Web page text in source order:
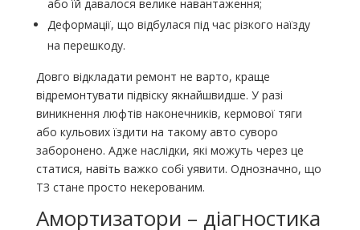
або їй давалося велике навантаження;
Деформації, що відбулася під час різкого наїзду
на перешкоду.
Довго відкладати ремонт не варто, краще
відремонтувати підвіску якнайшвидше. У разі
виникнення люфтів наконечників, кермової тяги
або кульових їздити на такому авто суворо
заборонено. Адже наслідки, які можуть через це
статися, навіть важко собі уявити. Однозначно, що
ТЗ стане просто некерованим.
Амортизатори – діагностика